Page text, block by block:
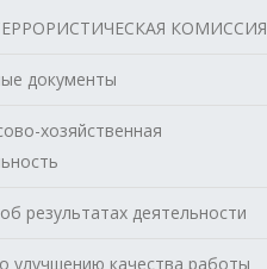
КОМИССИЯ
документы
хозяйственная
результатах деятельности
улучшению качества работы